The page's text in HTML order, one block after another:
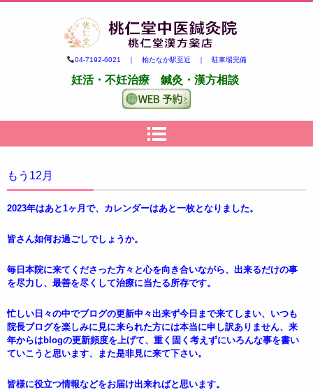
柏市の妊活・不妊治療専門 鍼
灸・漢方｜桃仁堂中医鍼灸院・
桃仁堂漢方薬店
04-7192-6021 ｜ 柏たなか駅至近 ｜ 駐車場完備
妊活・不妊治療 鍼灸・漢方相談
もう12月
2023年はあと1ヶ月で、カレンダーはあと一枚となりました。
皆さん如何お過ごしでしょうか。
毎日本院に来てくださった方々と心を向き合いながら、出来るだけの事
を尽力し、最善を尽くして治療に当たる所存です。
忙しい日々の中でブログの更新中々出来ず今日まで来てしまい、いつも
院長ブログを楽しみに見に来られた方には本当に申し訳ありません、来
年からはblogの更新頻度を上げて、重く固く考えずにいろんな事を書い
ていこうと思います、また是非見に来て下さい。
皆様に役立つ情報などをお届け出来ればと思います。